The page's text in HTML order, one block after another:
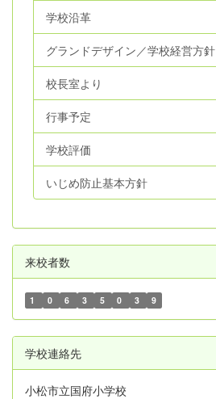
学校沿革
グランドデザイン／学校経営方針
校長室より
行事予定
学校評価
いじめ防止基本方針
来校者数
1 0 6 3 5 0 3 9
学校連絡先
小松市立国府小学校